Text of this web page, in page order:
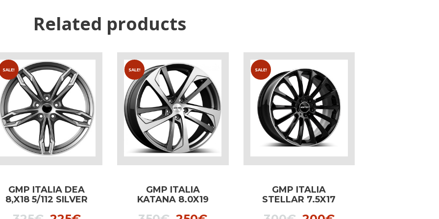
Related products
SALE!
GMP ITALIA DEA
8,X18 5/112 SILVER
SALE!
GMP ITALIA
KATANA 8.0X19
SALE!
GMP ITALIA
STELLAR 7.5X17